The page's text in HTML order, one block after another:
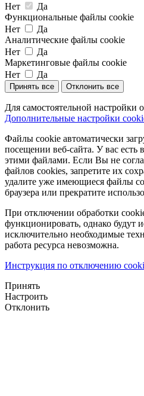
Нет
Да
Функциональные файлы cookie
Нет
Да
Аналитические файлы cookie
Нет
Да
Маркетинговые файлы cookie
Нет
Да
Принять все Отклонить все
Для самостоятельной настройки
Дополнительные настройки
Файлы cookie автоматически
посещении веб-сайта. У вас есть
этими файлами. Если Вы не
файлов cookies, запретите их
удалите уже имеющиеся файлы
браузера или прекратите
При отключении обработки
функционировать, однако будут
исключительно необходимые
работа ресурса невозможна.
Инструкция по отключению
Принять
Настроить
Отклонить